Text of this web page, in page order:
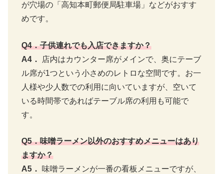
が穴場の「高知本町郵便局駐車場」などがおすす
めです。
Q4．子供連れでも入店できますか？
A4．
店内はカウンター席がメインで、奥にテーブ
ル席が1つという小さめのレトロな空間です。お一
人様や少人数での利用に向いていますが、空いて
いる時間帯であればテーブル席の利用も可能で
す。
Q5．味噌ラーメン以外のおすすめメニューはあり
ますか？
A5． 味噌ラーメンが一番の看板メニューですが、